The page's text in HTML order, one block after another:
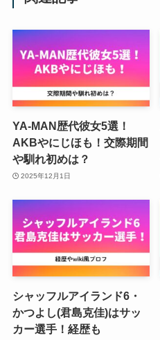
YA-MAN歴代彼女5選！
AKBやにじほも！交際期間
や馴れ初めは？
2025年12月1日
シャッフルアイランド6・
かつよし(君島克佳)はサッ
カー選手！経歴も